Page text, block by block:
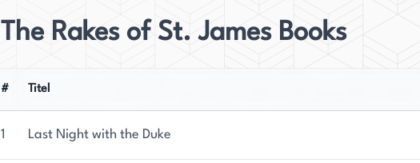
The Rakes of St. James Books
# Titel
1 Last Night with the Duke